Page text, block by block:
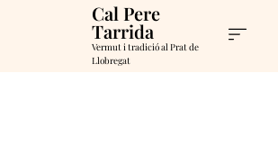
Cal Pere
Tarrida
Vermut i tradició al Prat de
Llobregat